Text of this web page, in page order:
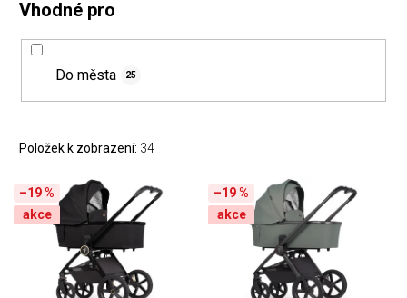
Vhodné pro
Do města 25
Položek k zobrazení: 34
–19 %
akce
–19 %
akce